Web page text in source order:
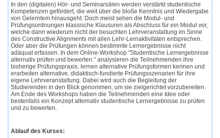
In den (digitalen) Hör- und Seminarsälen werden verstärkt studentische
Kompetenzen gefördert, die weit über die bloße Kenntnis und Wiedergabe
von Gelerntem hinausgeht. Doch meist sehen die Modul- und
Prüfungsordnungen klassische Klausuren als Abschluss für ein Modul vor,
welche dann wiederum nicht der besuchten Lehrveranstaltung im Sinne
des Constructive Alignments mit allen Lehr-Lernaktivitäten entsprechen.
Oder aber die Prüfungen können bestimmte Lernergebnisse nicht
adäquat erfassen. In dem Online-Workshop "Studentische Lernergebnisse
alternativ prüfen und bewerten." analysieren die Teilnehmenden ihre
bisherige Prüfungspraxis, lernen alternative Prüfungsformen kennen und
erarbeiten alternative, didaktisch-fundierte Prüfungsszenarien für ihre
eigene Lehrveranstaltung. Dabei wird auch die Begleitung der
Studierenden in den Blick genommen, um sie zielgerichtet vorzubereiten.
Am Ende des Workshops haben die Teilnehmenden eine Idee oder
bestenfalls ein Konzept alternativ studentische Lernergebnisse zu prüfen
und zu bewerten.
Ablauf des Kurses: